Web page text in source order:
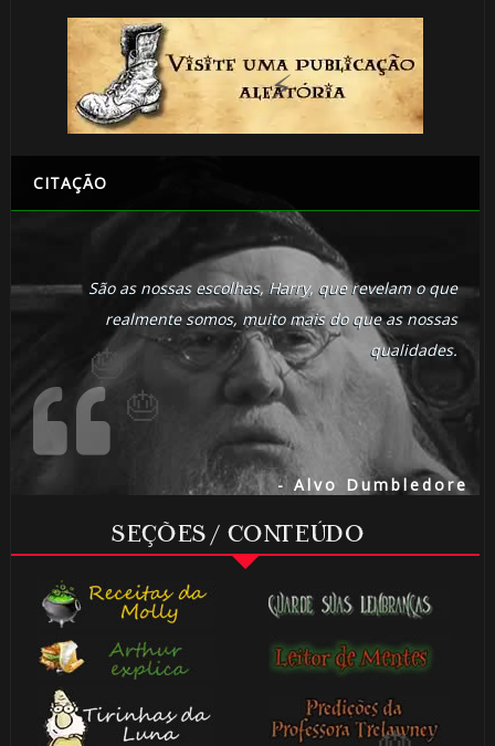
CITAÇÃO
São as nossas escolhas, Harry, que revelam o que
realmente somos, muito mais do que as nossas
qualidades.
- Alvo Dumbledore
SEÇÕES / CONTEÚDO
1️⃣ 8️⃣
🎂
🎈
🎈